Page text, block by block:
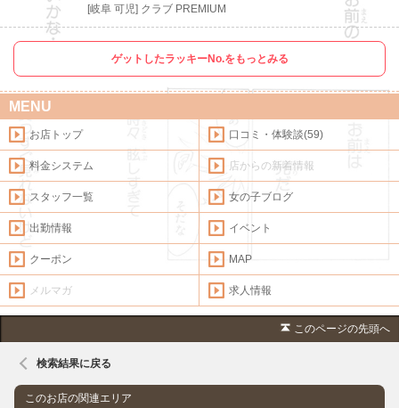
[岐阜 可児] クラブ PREMIUM
ゲットしたラッキーNo.をもっとみる
MENU
お店トップ 口コミ・体験談(59)
料金システム 店からの新着情報
スタッフ一覧 女の子ブログ
出勤情報 イベント
クーポン MAP
メルマガ 求人情報
このページの先頭へ
検索結果に戻る
このお店の関連エリア